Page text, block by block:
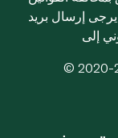
يرجى إرسال بريد